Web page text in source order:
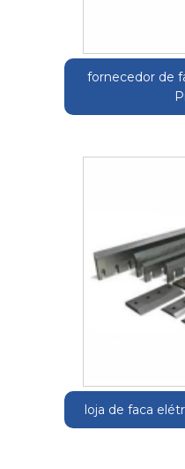
fornecedor de
loja de faca